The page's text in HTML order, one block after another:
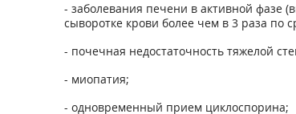
- заболевания печени в активной фазе
сыворотке крови более чем в 3 раза по
- почечная недостаточность тяжелой
- миопатия;
- одновременный прием циклоспорина;